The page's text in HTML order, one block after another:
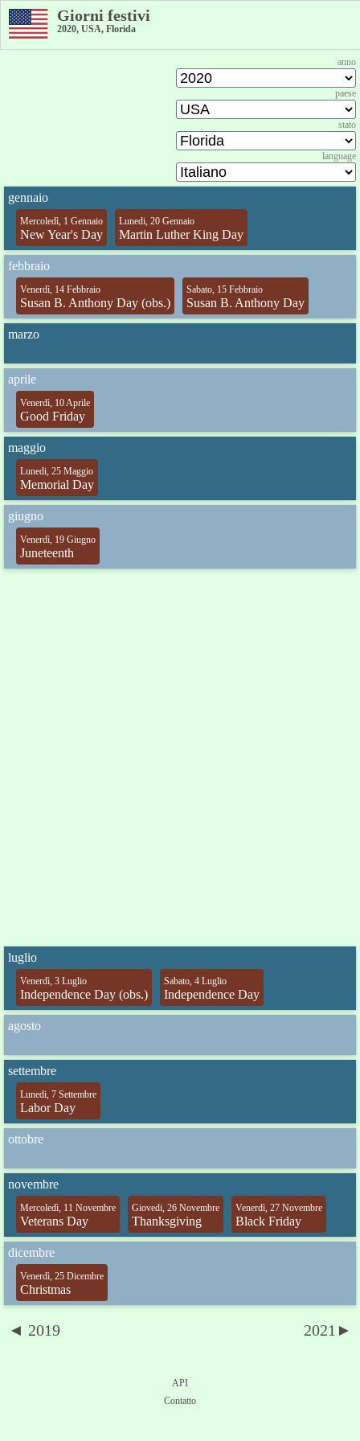
Giorni festivi
2020, USA, Florida
anno
paese
stato
language
gennaio
Mercoledì, 1 Gennaio
New Year's Day
Lunedi, 20 Gennaio
Martin Luther King Day
febbraio
Venerdì, 14 Febbraio
Susan B. Anthony Day (obs.)
Sabato, 15 Febbraio
Susan B. Anthony Day
marzo
aprile
Venerdì, 10 Aprile
Good Friday
maggio
Lunedi, 25 Maggio
Memorial Day
giugno
Venerdì, 19 Giugno
Juneteenth
luglio
Venerdì, 3 Luglio
Independence Day (obs.)
Sabato, 4 Luglio
Independence Day
agosto
settembre
Lunedi, 7 Settembre
Labor Day
ottobre
novembre
Mercoledì, 11 Novembre
Veterans Day
Giovedi, 26 Novembre
Thanksgiving
Venerdì, 27 Novembre
Black Friday
dicembre
Venerdì, 25 Dicembre
Christmas
◄ 2019 2021►
API
Contatto